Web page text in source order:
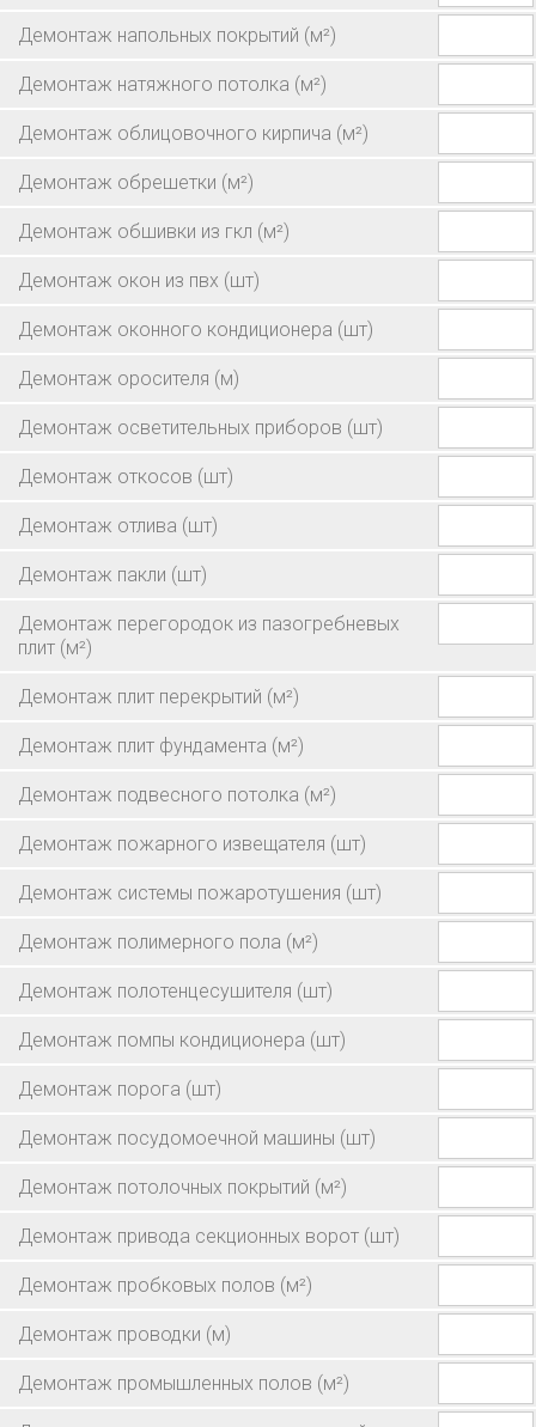
Демонтаж напольных покрытий (м²)
Демонтаж натяжного потолка (м²)
Демонтаж облицовочного кирпича (м²)
Демонтаж обрешетки (м²)
Демонтаж обшивки из гкл (м²)
Демонтаж окон из пвх (шт)
Демонтаж оконного кондиционера (шт)
Демонтаж оросителя (м)
Демонтаж осветительных приборов (шт)
Демонтаж откосов (шт)
Демонтаж отлива (шт)
Демонтаж пакли (шт)
Демонтаж перегородок из пазогребневых
плит (м²)
Демонтаж плит перекрытий (м²)
Демонтаж плит фундамента (м²)
Демонтаж подвесного потолка (м²)
Демонтаж пожарного извещателя (шт)
Демонтаж системы пожаротушения (шт)
Демонтаж полимерного пола (м²)
Демонтаж полотенцесушителя (шт)
Демонтаж помпы кондиционера (шт)
Демонтаж порога (шт)
Демонтаж посудомоечной машины (шт)
Демонтаж потолочных покрытий (м²)
Демонтаж привода секционных ворот (шт)
Демонтаж пробковых полов (м²)
Демонтаж проводки (м)
Демонтаж промышленных полов (м²)